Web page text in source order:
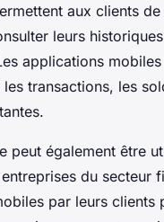
aux clients
leurs
applications
transactions, les
peut également être
du secteur
par leurs